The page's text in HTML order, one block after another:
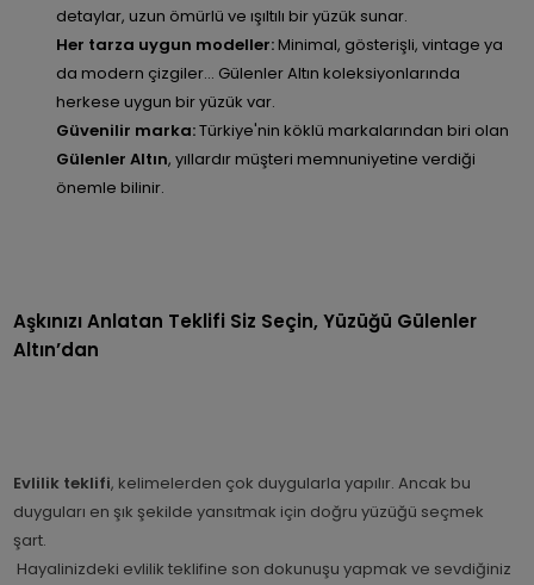
detaylar, uzun ömürlü ve ışıltılı bir yüzük sunar.
Her tarza uygun modeller:Minimal, gösterişli, vintage ya
da modern çizgiler… Gülenler Altın koleksiyonlarında
herkese uygun bir yüzük var.
Güvenilir marka:Türkiye'nin köklü markalarından biri olan
Gülenler Altın, yıllardır müşteri memnuniyetine verdiği
önemle bilinir.
Aşkınızı Anlatan Teklifi Siz Seçin, Yüzüğü Gülenler
Altın’dan
Evlilik teklifi, kelimelerden çok duygularla yapılır. Ancak bu
duyguları en şık şekilde yansıtmak için doğru yüzüğü seçmek
şart.
Hayalinizdeki evlilik teklifine son dokunuşu yapmak ve sevdiğiniz